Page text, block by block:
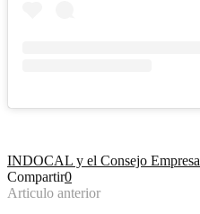
INDOCAL y el Consejo
Compartir0
Articulo anterior